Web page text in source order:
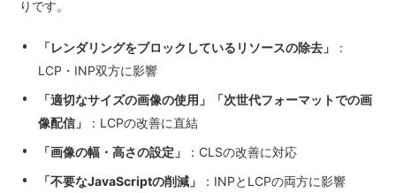
りです。
「レンダリングをブロックしているリソースの除去」
：
LCP・INP双方に影響
「適切なサイズの画像の使用」「次世代フォーマットでの画
像配信」
：LCPの改善に直結
「画像の幅・高さの設定」
：CLSの改善に対応
「不要なJavaScriptの削減」
：INPとLCPの両方に影響